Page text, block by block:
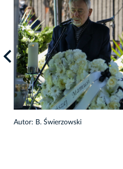
Autor: B. Świerzowski